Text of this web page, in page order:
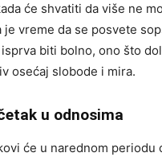
će shvatiti da više ne
je vreme da se posvete
biti bolno, ono što
osećaj slobode i mira.
u odnosima
će u narednom periodu